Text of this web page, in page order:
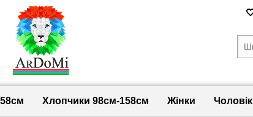
Хлопчики 98см-158см Жінки